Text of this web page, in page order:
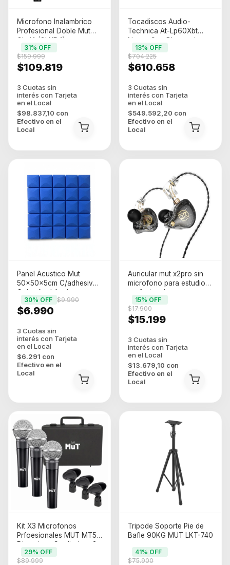
Microfono Inalambrico
Profesional Doble Mut
Glxd4 (GLXD4)
$109.819
$159.999
31% OFF
$98.837,10 con
Efectivo en el
Local
Tocadiscos Audio-
Technica At-Lp60Xbt
Negro Con Bluetooth
Negro
$610.658
$704.225
13% OFF
$549.592,20 con
Efectivo en el
Local
Panel Acustico Mut
50x50x5cm C/adhesivo
Color Azul Azul
$6.990
$9.990
30% OFF
$6.291 con
Efectivo en el
Local
Auricular mut x2pro sin
microfono para estudios
profesionales, gamer,
show en vivos
$15.199
$17.900
15% OFF
$13.679,10 con
Efectivo en el
Local
Kit X3 Microfonos
Prfoesionales MUT MT58
Dinamicos Cardiode + 3
Pipetas + Estuche
$89.999
29% OFF
Tripode Soporte Pie de
Bafle 90KG MUT LKT-740
$75.900
41% OFF